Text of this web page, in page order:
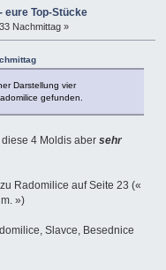
eure Top-Stücke
Nachmittag »
Darstellung vier
gefunden.
4 Moldis aber sehr
Radomilice auf Seite 23 («
»)
Slavce, Besednice